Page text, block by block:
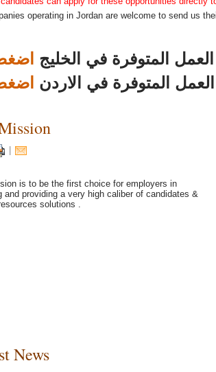
operating in Jordan are welcome to send us
المتوفرة في الخليج
المتوفرة في الاردن
|
is to be the first choice for employers in
and providing a very high caliber of candidates &
solutions .
News